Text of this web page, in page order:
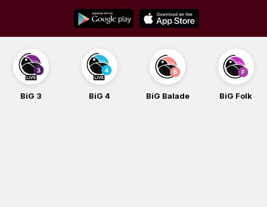
content
BiG 4 BiG Balade BiG Folk BiG iG